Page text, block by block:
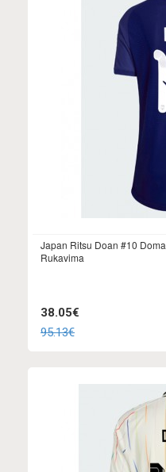
Japan Ritsu Doan #10
Rukavima
38.05€
95.13€